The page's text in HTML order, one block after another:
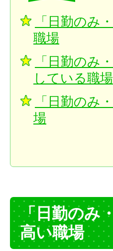
「日勤のみ
職場
「日勤のみ
している職場
「日勤のみ
場
「日勤のみ
高い職場